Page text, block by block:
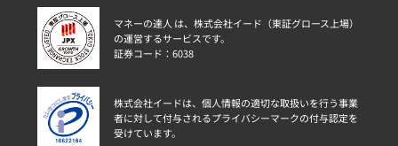
マネーの達人 は、株式会社イード（東証グロース上場）
の運営するサービスです。
証券コード：6038
株式会社イードは、個人情報の適切な取扱いを行う事業
者に対して付与されるプライバシーマークの付与認定を
受けています。